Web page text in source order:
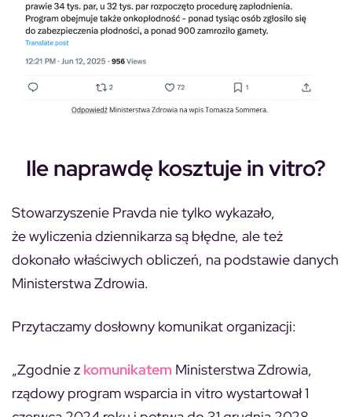
Ile naprawdę kosztuje in vitro?
Stowarzyszenie Pravda nie tylko wykazało,
że wyliczenia dziennikarza są błędne, ale też
dokonało właściwych obliczeń, na podstawie danych
Ministerstwa Zdrowia.
Przytaczamy dosłowny komunikat organizacji:
„Zgodnie z komunikatem Ministerstwa Zdrowia,
rządowy program wsparcia in vitro wystartował 1